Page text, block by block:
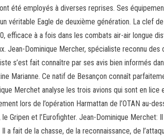
été employés à diverses reprises. Ses
véritable Eagle de deuxième génération. La clef
efficace à a fois dans les combats air-air longue
Jean-Dominique Mercher, spécialiste reconnu
s’est fait connaître par ses avis bien informés
Marianne. Ce natif de Besançon connaît
Merchet analyse les trois avions qui sont en
lors de l’opération Harmattan de l’OTAN au-
le Gripen et l’Eurofighter. Jean-Dominique
a fait de la chasse, de la reconnaissance, de